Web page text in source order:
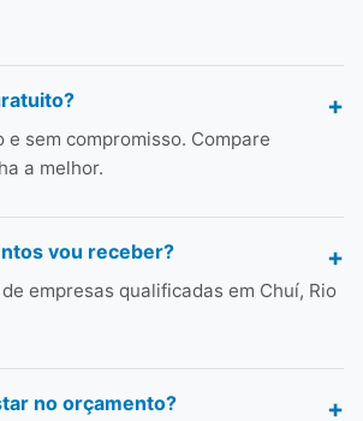
e sem compromisso. Compare
a melhor.
vou receber?
empresas qualificadas em Chuí, Rio
no orçamento?